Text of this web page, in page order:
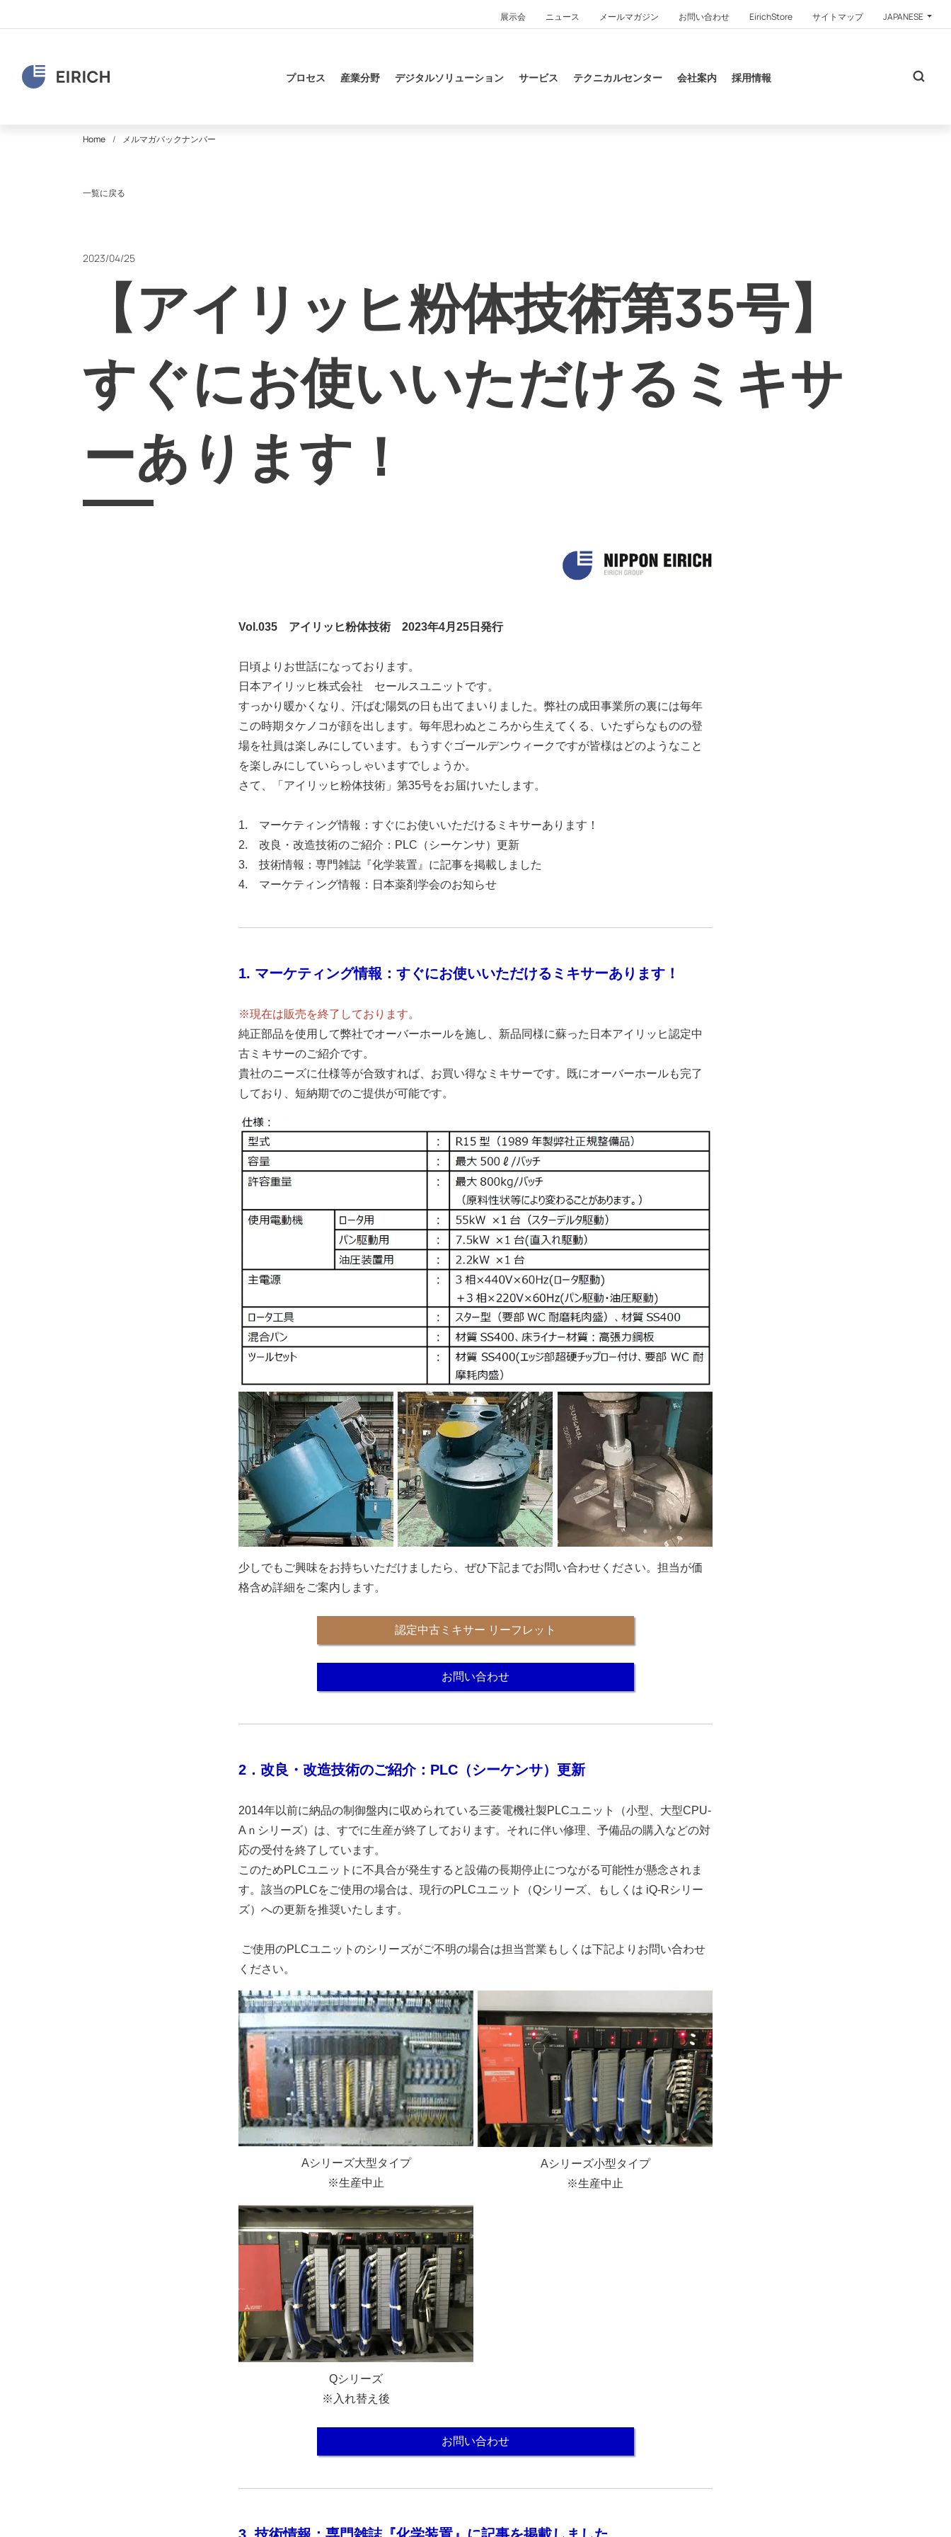
展示会 ニュース メールマガジン お問い合わせ EirichStore サイトマップ JAPANESE
プロセス 産業分野 デジタルソリューション サービス テクニカルセンター 会社案内 採用情報
Home メルマガバックナンバー
一覧に戻る
2023/04/25
【アイリッヒ粉体技術第35号】
すぐにお使いいただけるミキサ
ーあります！
Vol.035 アイリッヒ粉体技術 2023年4月25日発行
日頃より お世話になっております。
日本アイリッヒ株式会社 セールスユニットです。
すっかり暖かくなり、汗ばむ陽気の日も出てまいりました。弊社の成田事業所の裏には毎年
この時期タケノコが顔を出します。毎年思わぬところから生えてくる、いたずらなものの登
場を社員は楽しみにしています。もうすぐゴールデンウィークですが皆様はどのようなこと
を楽しみにしていらっしゃいますでしょうか。
さて、「アイリッヒ粉体技術」第35号をお届けいたします。
1. マーケティング情報：すぐにお使いいただけるミキサーあります！
2. 改良・改造技術のご紹介：PLC（シーケンサ）更新
3. 技術情報：専門雑誌『化学装置』に記事を掲載しました
4. マーケティング情報：日本薬剤学会のお知らせ
1. マーケティング情報 ：すぐにお使いいただけるミキサーあります！
※現在は販売を終了しております。
純正部品を使用して弊社でオーバーホールを施し、新品同様に蘇った日本アイリッヒ認定中
古ミキサーのご紹介です。
貴社のニーズに仕様等が合致すれば、お買い得なミキサーです。既にオーバーホールも完了
しており、短納期でのご提供が可能です。
少しでもご興味をお持ちいただけましたら、ぜひ下記までお問い合わせください。担当が価
格含め詳細をご案内します。
認定中古ミキサー リーフレット
お問い合わせ
2． 改良・改造技術のご紹介：PLC（シーケンサ）更新
2014年以前に納品の制御盤内に収められている三菱電機社製PLCユニット（小型、大型CPU-
Aｎシリーズ）は、すでに生産が終了しております。それに伴い修理、予備品の購入などの対
応の受付を終了しています。
このためPLCユニットに不具合が発生すると設備の長期停止につながる可能性が懸念されま
す。該当のPLCをご使用の場合は、現行のPLCユニット（Qシリーズ、もしくは iQ-Rシリー
ズ）への更新を推奨いたします。
ご使用のPLCユニットのシリーズがご不明の場合は担当営業もしくは下記よりお問い合わせ
ください。
Aシリーズ大型タイプ
※生産中止
Aシリーズ小型タイプ
※生産中止
Qシリーズ
※入れ替え後
お問い合わせ